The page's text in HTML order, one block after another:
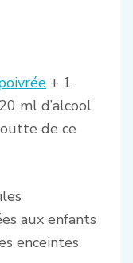
+ 1
ml d’alcool
de ce
aux enfants
enceintes